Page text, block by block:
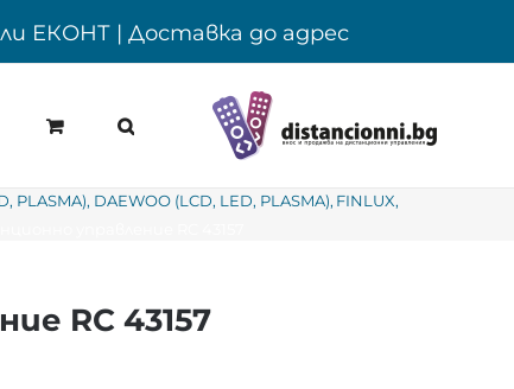
ЕКОНТ | Доставка до адрес
PLASMA) DAEWOO (LCD, LED, PLASMA) FINLUX
RC 43157